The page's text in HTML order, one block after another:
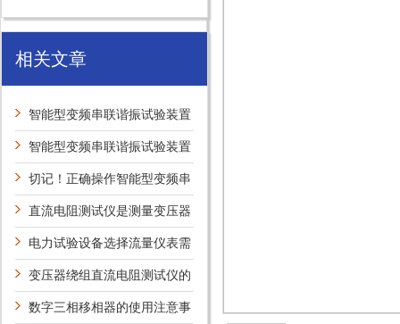
相关文章
智能型变频串联谐振试验装置
绝缘测试故障分析
智能型变频串联谐振试验装置
的试验操作规程
切记！正确操作智能型变频串
联谐振试验装置确保试验的准确
性
直流电阻测试仪是测量变压器
绕组理想设备
电力试验设备选择流量仪表需
注意因素
变压器绕组直流电阻测试仪的
使用说明
数字三相移相器的使用注意事